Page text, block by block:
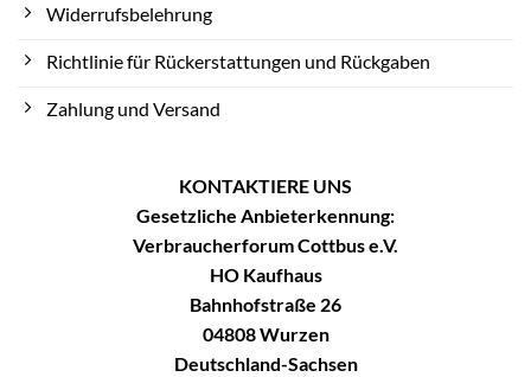
Widerrufsbelehrung
Richtlinie für Rückerstattungen und Rückgaben
Zahlung und Versand
KONTAKTIERE UNS
Gesetzliche Anbieterkennung:
Verbraucherforum Cottbus e.V.
HO Kaufhaus
Bahnhofstraße 26
04808 Wurzen
Deutschland-Sachsen